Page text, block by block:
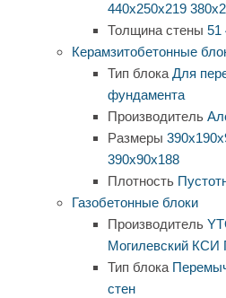
440х250х219
Толщина стены 51
Керамзитобетонные
Тип блока Для
фундамента
Производитель
Размеры
390х90х188
Плотность
Газобетонные блоки
Производитель
Могилевский КСИ
Тип блока
стен